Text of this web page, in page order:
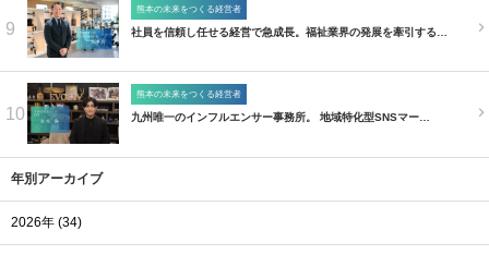
9
熊本の未来をつくる経営者
社員を信頼し任せる経営で急成長。福祉業界の発展を牽引する…
10
熊本の未来をつくる経営者
九州唯一のインフルエンサー事務所。 地域特化型SNSマー…
年別アーカイブ
2026年 (34)